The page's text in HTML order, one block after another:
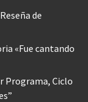
de
«Fue cantando
Programa, Ciclo